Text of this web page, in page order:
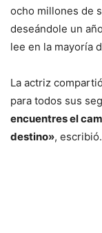
ocho millones de
deseándole un
lee en la mayoría
La actriz
para todos sus
encuentres el
destino», escribió.